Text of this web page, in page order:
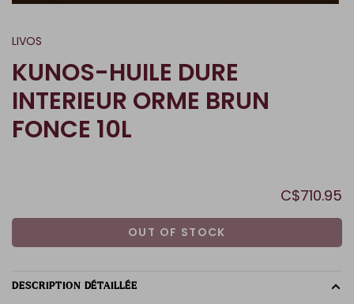
LIVOS
KUNOS-HUILE DURE
INTERIEUR ORME BRUN
FONCE 10L
C$710.95
OUT OF STOCK
DESCRIPTION DÉTAILLÉE